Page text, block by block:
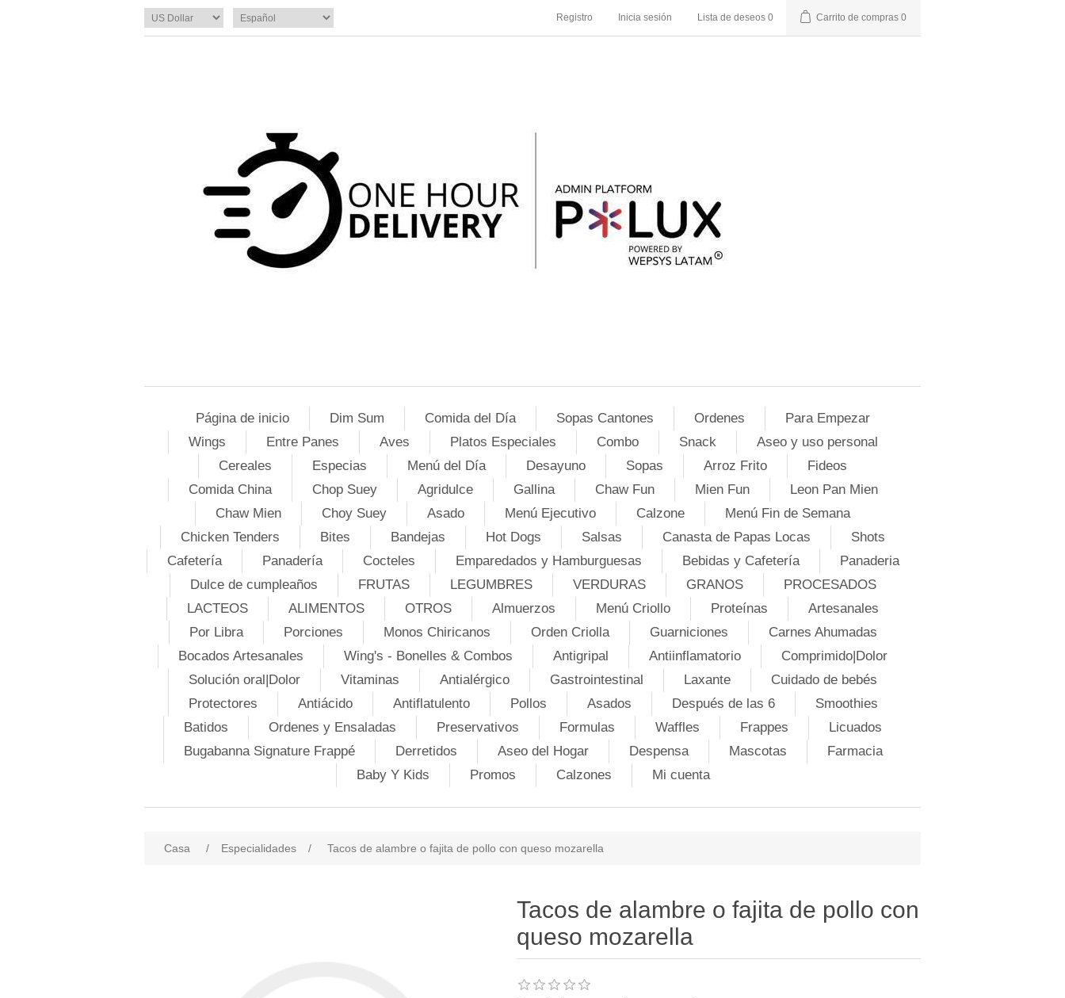
Registro Inicia sesión Lista de deseos 0 Carrito de compras 0
Página de inicio Dim Sum Comida del Día Sopas Cantones Ordenes
Para Empezar
Wings
Entre Panes Aves Platos Especiales Combo Snack
Aseo y uso personal
Cereales
Especias Menú del Día Desayuno Sopas Arroz Frito
Fideos
Comida China
Chop Suey Agridulce Gallina Chaw Fun Mien Fun
Leon Pan Mien
Chaw Mien
Choy Suey Asado Menú Ejecutivo Calzone
Menú Fin de Semana
Chicken Tenders
Bites Bandejas Hot Dogs Salsas Canasta de Papas Locas
Shots
Cafetería
Panadería Cocteles Emparedados y Hamburguesas Bebidas y Cafetería
Panaderia
Dulce de cumpleaños
FRUTAS LEGUMBRES VERDURAS GRANOS
PROCESADOS
LACTEOS
ALIMENTOS OTROS Almuerzos Menú Criollo Proteínas
Artesanales
Por Libra
Porciones Monos Chiricanos Orden Criolla Guarniciones
Carnes Ahumadas
Bocados Artesanales
Wing's - Bonelles & Combos Antigripal Antiinflamatorio
Comprimido|Dolor
Solución oral|Dolor
Vitaminas Antialérgico Gastrointestinal Laxante
Cuidado de bebés
Protectores
Antiácido Antiflatulento Pollos Asados Después de las 6
Smoothies
Batidos
Ordenes y Ensaladas Preservativos Formulas Waffles Frappes
Licuados
Bugabanna Signature Frappé
Derretidos Aseo del Hogar Despensa Mascotas
Farmacia
Baby Y Kids
Promos Calzones Mi cuenta
Casa / Especialidades / Tacos de alambre o fajita de pollo con queso mozarella
Tacos de alambre o fajita de pollo con
queso mozarella